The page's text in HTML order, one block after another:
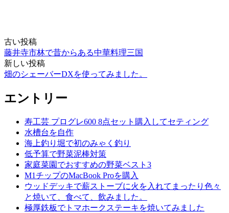
投
稿
ナ
ビ
古い投稿
藤井寺市林で昔からある中華料理三国
新しい投稿
畑のシェーバーDXを使ってみました。
エントリー
寿工芸 プログレ600 8点セット購入してセティング
水槽台を自作
海上釣り堀で初のみゃく釣り
低予算で野菜泥棒対策
家庭菜園でおすすめの野菜ベスト3
M1チップのMacBook Proを購入
ウッドデッキで薪ストーブに火を入れてまったり色々
と焼いて、食べて、飲みました。
極厚鉄板でトマホークステーキを焼いてみました